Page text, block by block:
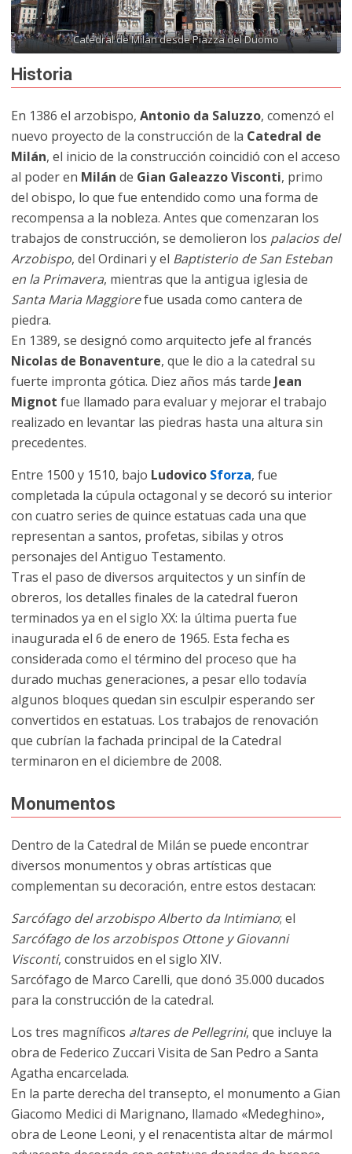
Catedral de Milan desde Piazza del Duomo
Historia
En 1386 el arzobispo, Antonio da Saluzzo, comenzó el
nuevo proyecto de la construcción de la Catedral de
Milán, el inicio de la construcción coincidió con el acceso
al poder en Milán de Gian Galeazzo Visconti, primo
del obispo, lo que fue entendido como una forma de
recompensa a la nobleza. Antes que comenzaran los
trabajos de construcción, se demolieron los palacios del
Arzobispo, del Ordinari y el Baptisterio de San Esteban
en la Primavera, mientras que la antigua iglesia de
Santa Maria Maggiorefue usada como cantera de
piedra.
En 1389, se designó como arquitecto jefe al francés
Nicolas de Bonaventure, que le dio a la catedral su
fuerte impronta gótica. Diez años más tarde Jean
Mignot fue llamado para evaluar y mejorar el trabajo
realizado en levantar las piedras hasta una altura sin
precedentes.
Entre 1500 y 1510, bajo Ludovico Sforza, fue
completada la cúpula octagonal y se decoró su interior
con cuatro series de quince estatuas cada una que
representan a santos, profetas, sibilas y otros
personajes del Antiguo Testamento.
Tras el paso de diversos arquitectos y un sinfín de
obreros, los detalles finales de la catedral fueron
terminados ya en el siglo XX: la última puerta fue
inaugurada el 6 de enero de 1965. Esta fecha es
considerada como el término del proceso que ha
durado muchas generaciones, a pesar ello todavía
algunos bloques quedan sin esculpir esperando ser
convertidos en estatuas. Los trabajos de renovación
que cubrían la fachada principal de la Catedral
terminaron en el diciembre de 2008.
Monumentos
Dentro de la Catedral de Milán se puede encontrar
diversos monumentos y obras artísticas que
complementan su decoración, entre estos destacan:
Sarcófago del arzobispo Alberto da Intimiano; el
Sarcófago de los arzobispos Ottone y Giovanni
Visconti, construidos en el siglo XIV.
Sarcófago de Marco Carelli, que donó 35.000 ducados
para la construcción de la catedral.
Los tres magníficos altares de Pellegrini, que incluye la
obra de Federico Zuccari Visita de San Pedro a Santa
Agatha encarcelada.
En la parte derecha del transepto, el monumento a Gian
Giacomo Medici di Marignano, llamado «Medeghino»,
obra de Leone Leoni, y el renacentista altar de mármol